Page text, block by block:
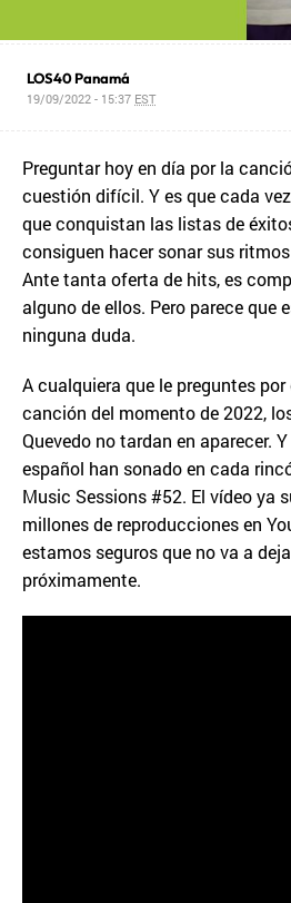
LOS40 Panamá
19/09/2022 - 15:37 EST
Preguntar hoy en día por la
cuestión difícil. Y es que cada
que conquistan las listas de
consiguen hacer sonar sus
Ante tanta oferta de hits, es
alguno de ellos. Pero parece que
ninguna duda.
A cualquiera que le preguntes
canción del momento de 2022,
Quevedo no tardan en aparecer.
español han sonado en cada
Music Sessions #52. El vídeo ya
millones de reproducciones en
estamos seguros que no va a
próximamente.